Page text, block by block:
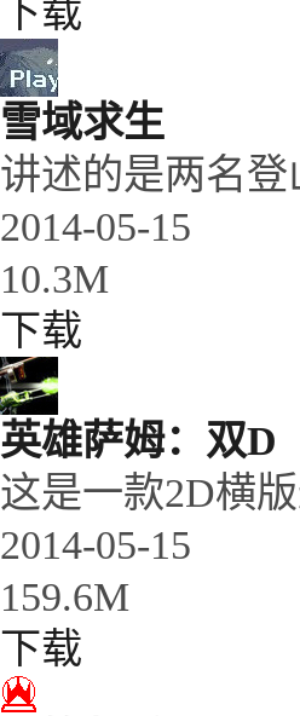
下载
雪域求生
讲述的是两名
2014-05-15
10.3M
下载
英雄萨姆：双D
这是一款2D横
2014-05-15
159.6M
下载